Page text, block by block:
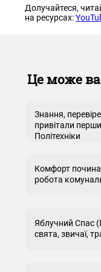
Долучайтеся,
на ресурсах:
Це може
Знання,
привітали
Політехніки
Комфорт
робота
Яблучний Спас
свята, звичаї,